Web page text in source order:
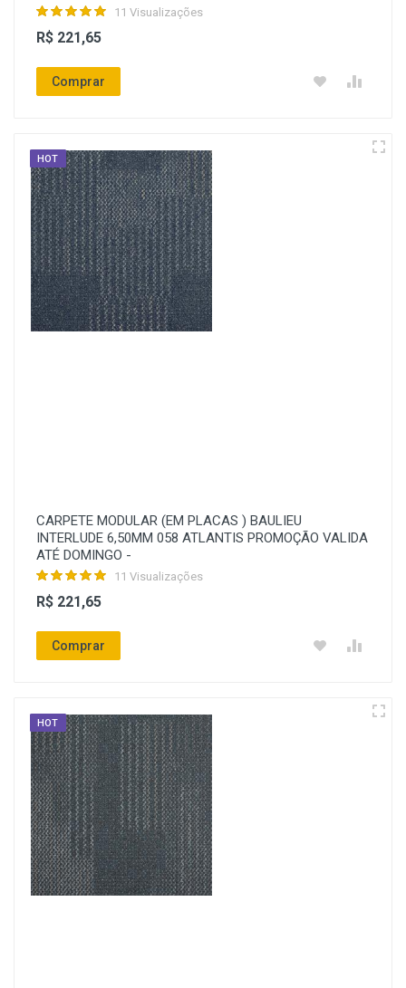
11 Visualizações
R$ 221,65
Comprar
HOT
CARPETE MODULAR (EM PLACAS ) BAULIEU
INTERLUDE 6,50MM 058 ATLANTIS PROMOÇÃO VALIDA
ATÉ DOMINGO -
11 Visualizações
R$ 221,65
Comprar
HOT